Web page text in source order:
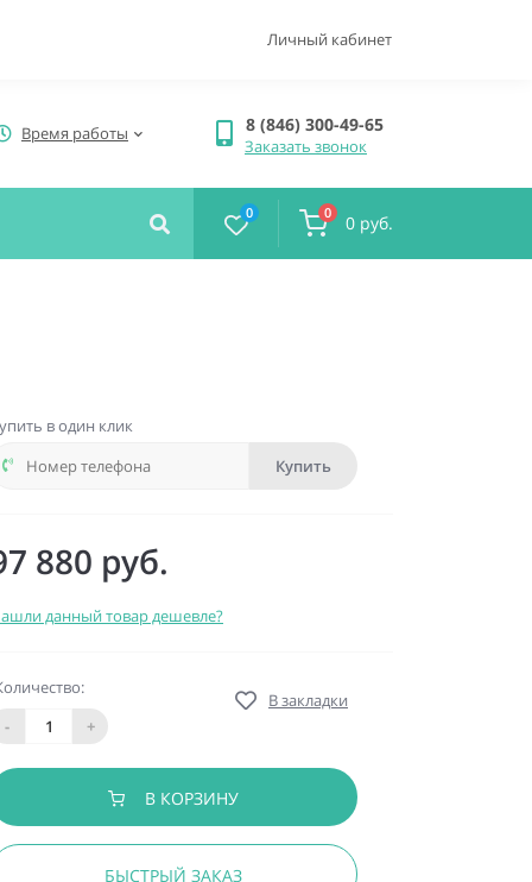
Личный кабинет
Время работы 8 (846) 300-49-65
Заказать звонок
0 0 0 руб.
в один клик
Купить
880 руб.
данный товар дешевле?
-
+
В закладки
В КОРЗИНУ
БЫСТРЫЙ ЗАКАЗ